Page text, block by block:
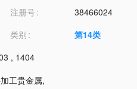
注册号 38466024
类别 第14类
, 1404
工贵金属,